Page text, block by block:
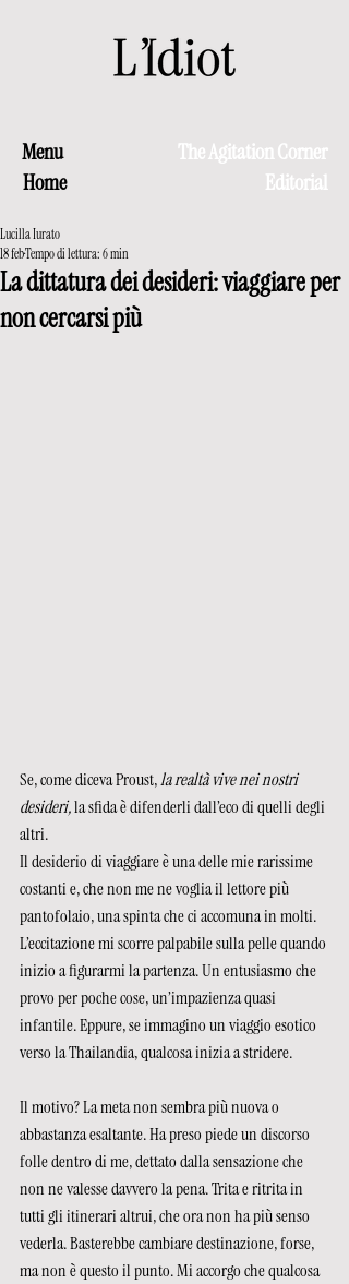
Menu
The Agitation Corner
Home
Editorial
La dittatura dei desideri: viaggiare per
non cercarsi più
Lucilla Iurato
18 febTempo di lettura: 6 min
Se, come diceva Proust,la realtà vive nei nostri
desideri, la sfida è difenderli dall’eco di quelli degli
altri.
Il desiderio di viaggiare è una delle mie rarissime
costanti e, che non me ne voglia il lettore più
pantofolaio, una spinta che ci accomuna in molti.
L’eccitazione mi scorre palpabile sulla pelle quando
inizio a figurarmi la partenza. Un entusiasmo che
provo per poche cose, un’impazienza quasi
infantile. Eppure, se immagino un viaggio esotico
verso la Thailandia, qualcosa inizia a stridere.
Il motivo? La meta non sembra più nuova o
abbastanza esaltante. Ha preso piede un discorso
folle dentro di me, dettato dalla sensazione che
non ne valesse davvero la pena. Trita e ritrita in
tutti gli itinerari altrui, che ora non ha più senso
vederla. Basterebbe cambiare destinazione, forse,
ma non è questo il punto. Mi accorgo che qualcosa